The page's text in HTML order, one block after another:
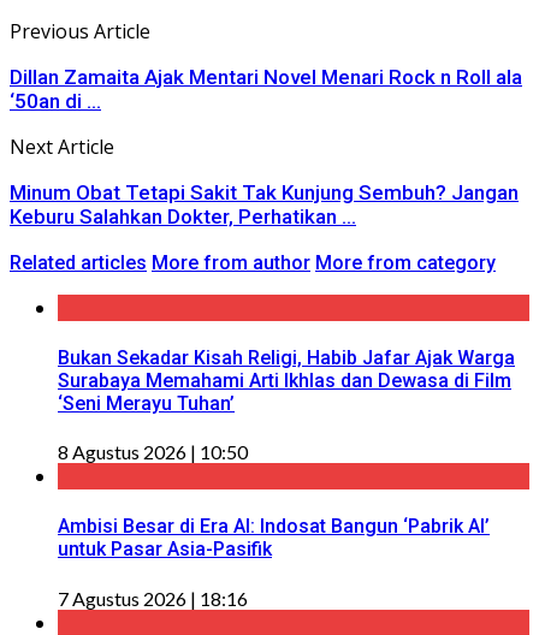
Previous Article
Dillan Zamaita Ajak Mentari Novel Menari Rock n Roll ala
‘50an di ...
Next Article
Minum Obat Tetapi Sakit Tak Kunjung Sembuh? Jangan
Keburu Salahkan Dokter, Perhatikan ...
Related articles More from author More from category
Bukan Sekadar Kisah Religi, Habib Jafar Ajak Warga
Surabaya Memahami Arti Ikhlas dan Dewasa di Film
‘Seni Merayu Tuhan’
8 Agustus 2026 | 10:50
Ambisi Besar di Era AI: Indosat Bangun ‘Pabrik AI’
untuk Pasar Asia-Pasifik
7 Agustus 2026 | 18:16